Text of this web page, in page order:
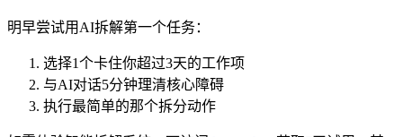
明早尝试用AI拆解第一个任务：
选择1个卡住你超过3天的工作项
与AI对话5分钟理清核心障碍
执行最简单的那个拆分动作